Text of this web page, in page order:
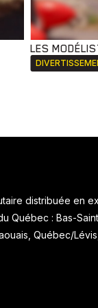
LES
distribuée en
Québec : Bas-
Québec/